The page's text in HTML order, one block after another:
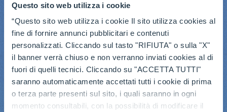
Questo sito web utilizza i cookie
“Questo sito web utilizza i cookie Il sito utilizza cookies al
fine di fornire annunci pubblicitari e contenuti
personalizzati. Cliccando sul tasto "RIFIUTA" o sulla "X"
il banner verrà chiuso e non verranno inviati cookies al di
fuori di quelli tecnici. Cliccando su "ACCETTA TUTTI"
saranno automaticamente accettati tutti i cookie di prima
o terza parte presenti sul sito, i quali saranno in ogni
momento consultabili, con la possibilità di modificare il